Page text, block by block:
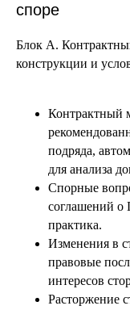
споре
Блок А.
конструкции и
Контрактный
подряда,
для анализа
Спорные
соглашений о
практика.
Изменения в
правовые
интересов
Расторжение